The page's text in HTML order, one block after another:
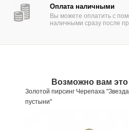
Мы можем также
ювелирное изделие из
приобретается отдельно.
Оплата наличными
Вы можете оплатить с
наличными сразу после
Возможно вам
Золотой пирсинг Черепаха "Звезда
пустыни"